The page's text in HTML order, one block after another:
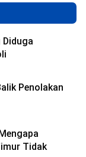
Diduga
Penolakan
Tidak